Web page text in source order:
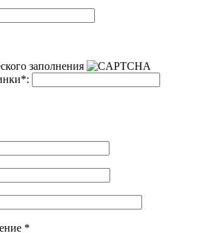
заполнения
*:
*